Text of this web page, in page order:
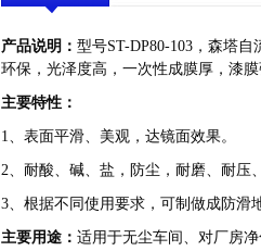
产品说明： 型号ST-DP80-103，森塔
环保，光泽度高，一次性成膜厚，漆
主要特性：
1、表面平滑、美观，达镜面效果。
2、耐酸、碱、盐，防尘，耐磨、耐压
3、根据不同使用要求，可制做成防滑
主要用途： 适用于无尘车间、对厂房